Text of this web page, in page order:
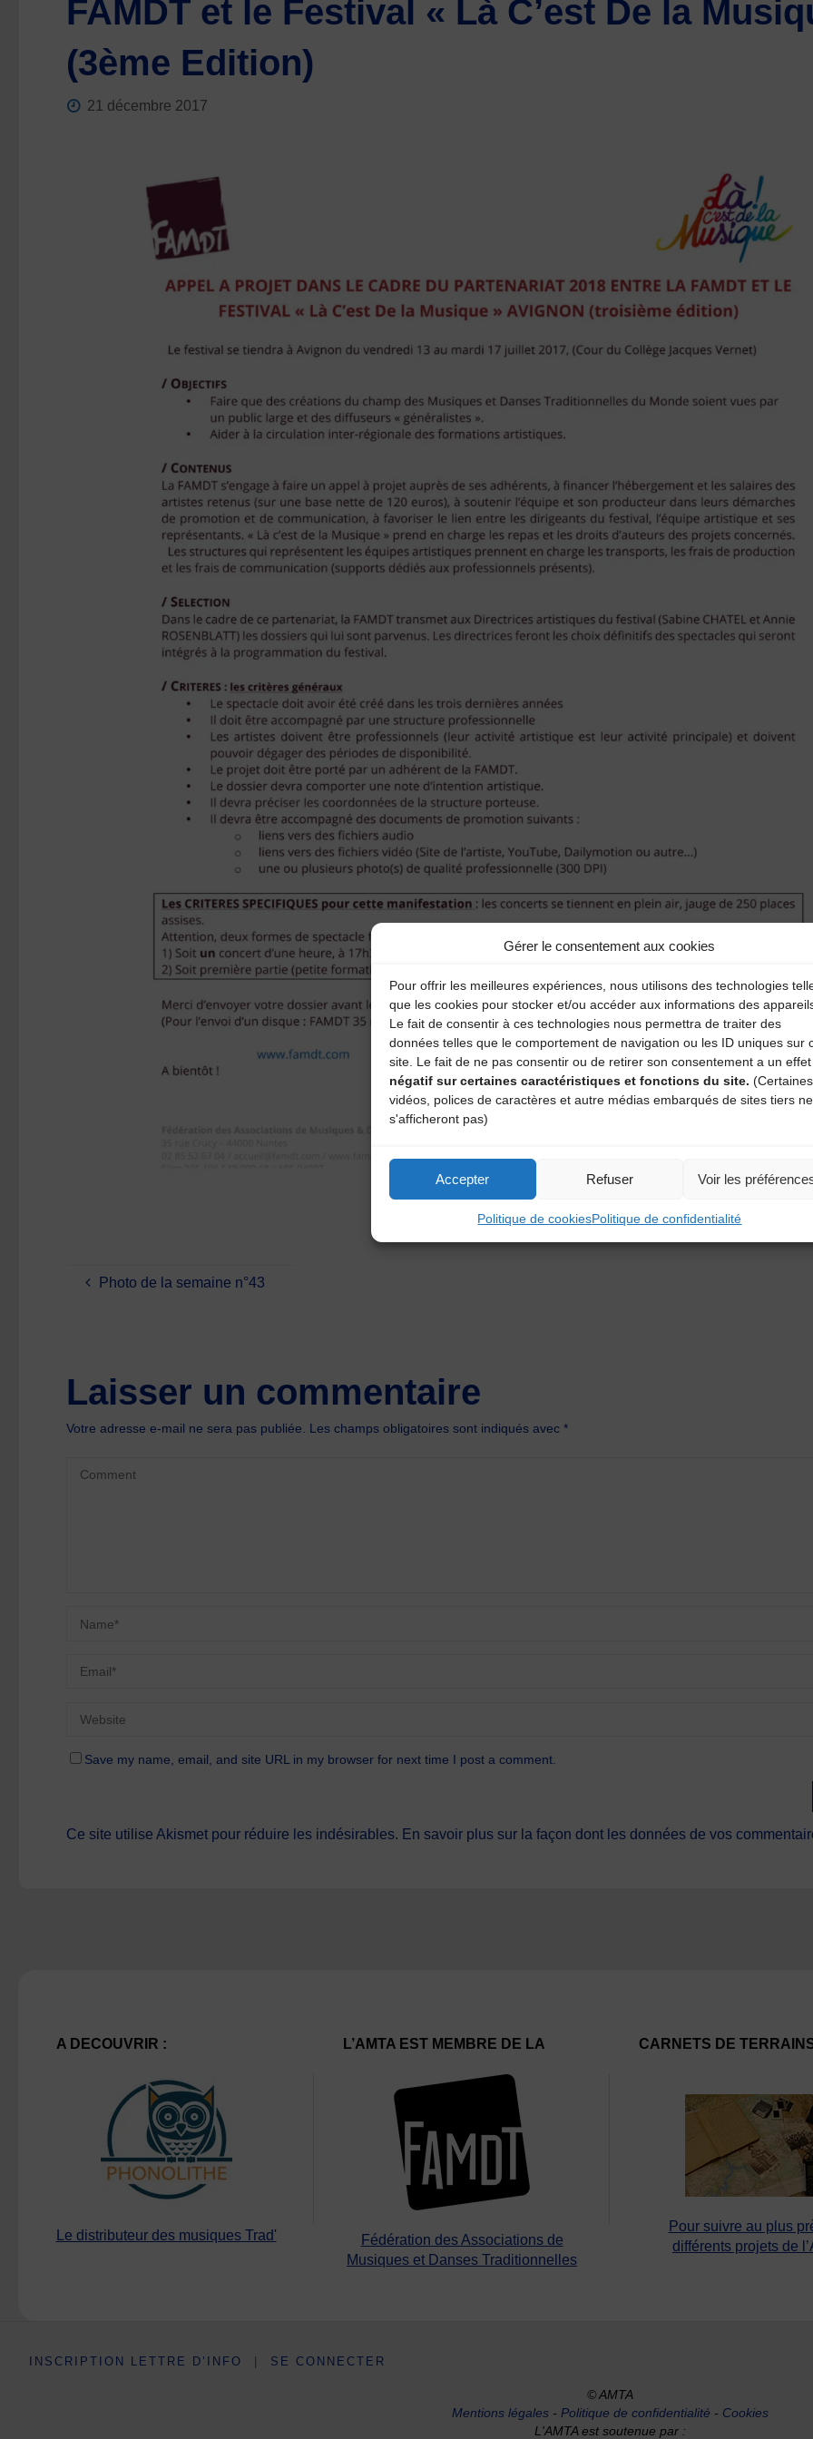
Gérer le consentement aux cookies
Pour offrir les meilleures expériences, nous utilisons des technologies
que les cookies pour stocker et/ou accéder aux informations des
Le fait de consentir à ces technologies nous permettra de traiter des
données telles que le comportement de navigation ou les ID uniques sur
site. Le fait de ne pas consentir ou de retirer son consentement a un effet
négatif sur certaines caractéristiques et fonctions du site. (Certaines
vidéos, polices de caractères et autre médias embarqués de sites tiers ne
s'afficheront pas)
Accepter Refuser Voir les
Politique de cookiesPolitique de confidentialité
FAMDT et le Festival « Là C’est De la
(3ème Edition)
21 décembre 2017
Photo de la semaine n°43
Laisser un commentaire
Votre adresse e-mail ne sera pas publiée. Les champs obligatoires sont indiqués avec*
Save my name, email, and site URL in my browser for next time I post a comment.
Ce site utilise Akismet pour réduire les indésirables. En savoir plus sur la façon dont les données de vos
A DECOUVRIR :
Le distributeur des musiques Trad'
L’AMTA EST MEMBRE DE LA
Fédération des Associations de
Musiques et Danses Traditionnelles
CARNETS DE
Pour suivre au plus
différents projets de
INSCRIPTION LETTRE D’INFO SE CONNECTER
© AMTA
Mentions légales- Politique de confidentialité - Cookies
L'AMTA est soutenue par :